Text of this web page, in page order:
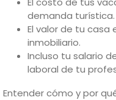
demanda turística.
El valor de tu casa
inmobiliario.
Incluso tu salario
laboral de tu
Entender cómo y por